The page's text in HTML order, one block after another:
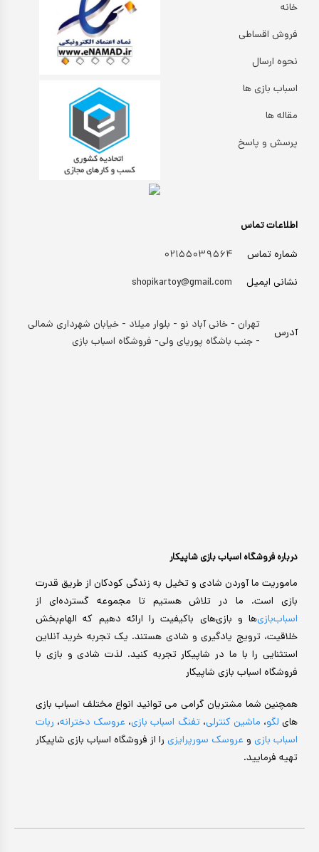
درباره فروشگاه اسباب بازی شاپیکار
ماموریت ما آوردن شادی و تخیل به زندگی کودکان از طریق قدرت
بازی است. ما در تلاش هستیم تا مجموعه گسترده‌ای از
اسباب‌بازی‌ها و بازی‌های باکیفیت را ارائه دهیم که الهام‌بخش
خلاقیت، ترویج یادگیری و شادی هستند. یک تجربه خرید آنلاین
استثنایی را با ما در شاپیکار تجربه کنید. لذت شادی و بازی با
فروشگاه اسباب بازی شاپیکار
همچنین شما مشتریان گرامی می توانید انواع مختلف اسباب بازی
های لگو، ماشین کنترلی،تفنگ اسباب بازی، عروسک دخترانه، ربات
اسباب بازی و عروسک سورپرایزی را از فروشگاه اسباب بازی شاپیکار
تهیه فرمایید.
اطلاعات تماس
شماره تماس
۰۲۱۵۵۰۳۹۵۶۴
نشانی ایمیل
shopikartoy@gmail.com
آدرس
تهران - خانی آباد نو - بلوار میلاد - خیابان شهرداری شمالی
- جنب باشگاه پوریای ولی- فروشگاه اسباب بازی
خانه
فروش اقساطی
نحوه ارسال
اسباب بازی ها
مقاله ها
پرسش و پاسخ